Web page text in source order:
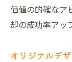
価値の的確なア
却の成功率アッ
オリジナルデ